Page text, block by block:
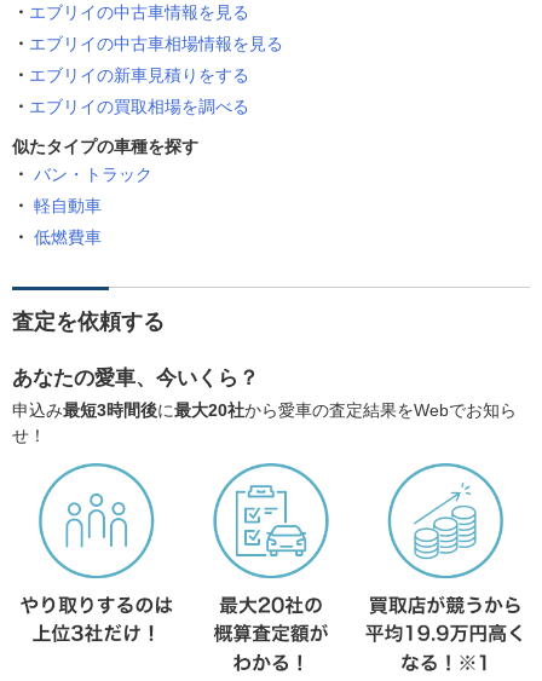
エブリイの中古車情報を見る
エブリイの中古車相場情報を見る
エブリイの新車見積りをする
エブリイの買取相場を調べる
似たタイプの車種を探す
バン・トラック
軽自動車
低燃費車
査定を依頼する
あなたの愛車、今いくら？
申込み最短3時間後に最大20社から愛車の査定結果をWebでお知ら
せ！